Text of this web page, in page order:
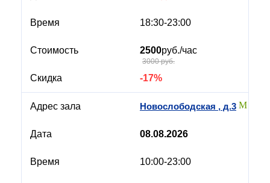
18:30-23:00
2500руб./час
3000 руб.
-17%
Новослободская , д.3
08.08.2026
10:00-23:00